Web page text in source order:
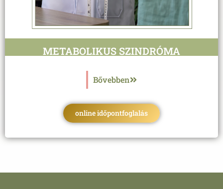
METABOLIKUS SZINDRÓMA
Bővebben
online időpontfoglalás